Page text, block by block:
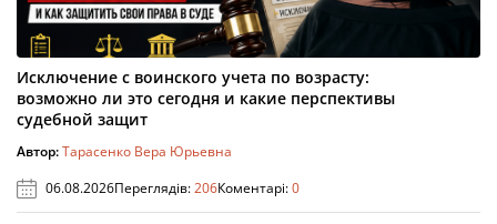
Исключение с воинского учета по возрасту:
возможно ли это сегодня и какие перспективы
судебной защит
Автор:Тарасенко Вера Юрьевна
06.08.2026Переглядів:206Коментарі:0